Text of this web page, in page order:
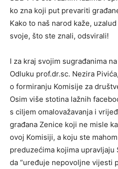
ko zna koji put prevariti
Kako to naš narod kaže,
svoje, što ste znali, odsvirali!
I za kraj svojim sugrađanima
Odluku prof.dr.sc. Nezira
o formiranju Komisije za
Osim više stotina lažnih
s ciljem omalovažavanja i
građana Zenice koji ne misle
ovoj Komisiji, a koju ste
preduzećima kojima
da “uređuje nepovoljne vijesti